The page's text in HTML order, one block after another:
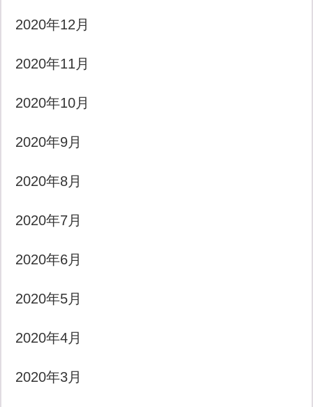
2020年12月
2020年11月
2020年10月
2020年9月
2020年8月
2020年7月
2020年6月
2020年5月
2020年4月
2020年3月